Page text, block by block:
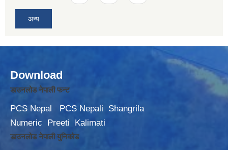
अन्य
Download
डाउनलोड नेपाली फन्ट
PCS Nepal PCS Nepali
Shangrila
Numeric
Preeti Kalimati
डाउनलोड नेपाली युनिकोड